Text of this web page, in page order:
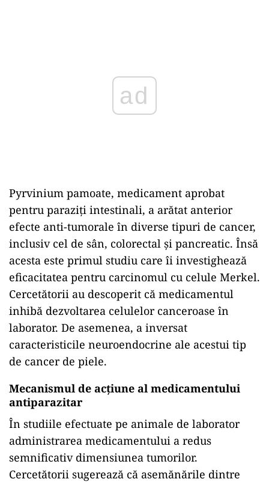
Pyrvinium pamoate, medicament aprobat
pentru paraziți intestinali, a arătat anterior
efecte anti-tumorale în diverse tipuri de cancer,
inclusiv cel de sân, colorectal și pancreatic. Însă
acesta este primul studiu care îi investighează
eficacitatea pentru carcinomul cu celule Merkel.
Cercetătorii au descoperit că medicamentul
inhibă dezvoltarea celulelor canceroase în
laborator. De asemenea, a inversat
caracteristicile neuroendocrine ale acestui tip
de cancer de piele.
Mecanismul de acțiune al medicamentului
antiparazitar
În studiile efectuate pe animale de laborator
administrarea medicamentului a redus
semnificativ dimensiunea tumorilor.
Cercetătorii sugerează că asemănările dintre